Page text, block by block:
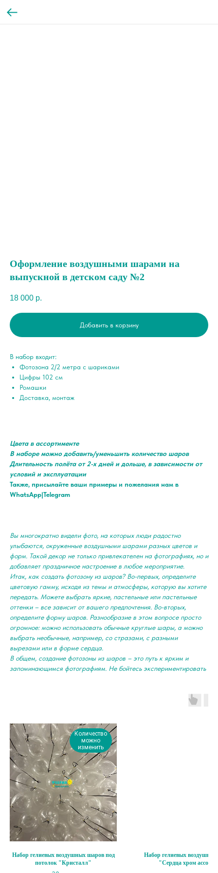
Оформление воздушными шарами на
выпускной в детском саду №2
18 000 р.
Добавить в корзину
В набор входит:
Фотозона 2/2 метра с шариками
Цифры 102 см
Ромашки
Доставка, монтаж
Цвета в ассортименте
В наборе можно добавить/уменьшить количество шаров
Длительность полёта от 2-х дней и дольше, в зависимости от
условий и эксплуатации
Также, присылайте ваши примеры и пожелания нам в
WhatsApp|Telegram
Вы многократно видели фото, на которых люди радостно
улыбаются, окруженные воздушными шарами разных цветов и
форм. Такой декор не только привлекателен на фотографиях, но и
добавляет праздничное настроение в любое мероприятие.
Итак, как создать фотозону из шаров? Во-первых, определите
цветовую гамму, исходя из темы и атмосферы, которую вы хотите
передать. Можете выбрать яркие, пастельные или пастельные
оттенки – все зависит от вашего предпочтения. Во-вторых,
определите форму шаров. Разнообразие в этом вопросе просто
огромное: можно использовать обычные круглые шары, а можно
выбрать необычные, например, со стразами, с разными
вырезами или в форме сердца.
В общем, создание фотозоны из шаров – это путь к ярким и
запоминающимся фотографиям. Не бойтесь экспериментировать
Количество
можно
изменить
Набор гелиевых воздушных шаров под
потолок "Кристалл"
Набор гелиевых
"Сердца хром